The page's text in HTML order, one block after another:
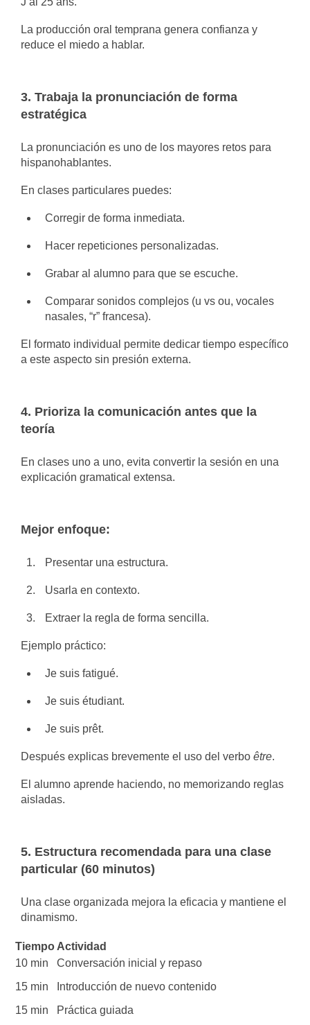
La producción oral temprana genera confianza y
reduce el miedo a hablar.
3. Trabaja la pronunciación de forma
estratégica
La pronunciación es uno de los mayores retos para
hispanohablantes.
En clases particulares puedes:
Corregir de forma inmediata.
Hacer repeticiones personalizadas.
Grabar al alumno para que se escuche.
Comparar sonidos complejos (u vs ou, vocales
nasales, “r” francesa).
El formato individual permite dedicar tiempo específico
a este aspecto sin presión externa.
4. Prioriza la comunicación antes que la
teoría
En clases uno a uno, evita convertir la sesión en una
explicación gramatical extensa.
Mejor enfoque:
Presentar una estructura.
Usarla en contexto.
Extraer la regla de forma sencilla.
Ejemplo práctico:
Je suis fatigué.
Je suis étudiant.
Je suis prêt.
Después explicas brevemente el uso del verbo être.
El alumno aprende haciendo, no memorizando reglas
aisladas.
5. Estructura recomendada para una clase
particular (60 minutos)
Una clase organizada mejora la eficacia y mantiene el
dinamismo.
Tiempo Actividad
10 min
Conversación inicial y repaso
15 min
Introducción de nuevo contenido
15 min
Práctica guiada